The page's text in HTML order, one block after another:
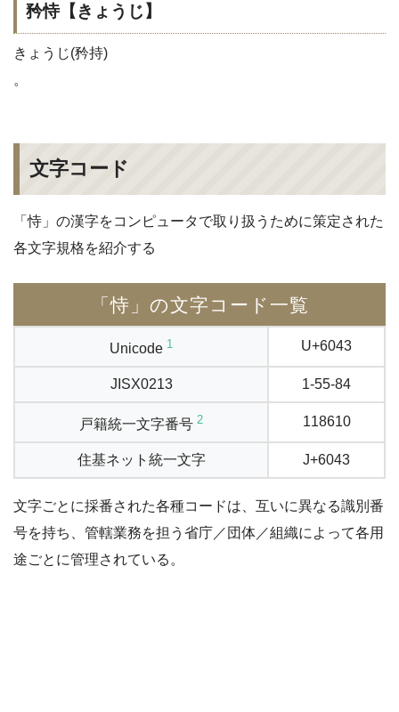
矜恃【きょうじ】
きょうじ(矜持)
。
文字コード
「恃」の漢字をコンピュータで取り扱うために策定された
各文字規格を紹介する
「恃」の文字コード一覧
Unicode 1 U+6043
JISX0213 1-55-84
戸籍統一文字番号 2 118610
住基ネット統一文字 J+6043
文字ごとに採番された各種コードは、互いに異なる識別番
号を持ち、管轄業務を担う省庁／団体／組織によって各用
途ごとに管理されている。